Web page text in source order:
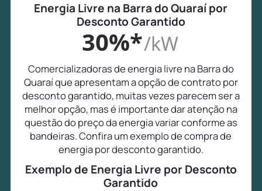
Energia Livre na Barra do Quaraí por
Desconto Garantido
30%*/kW
Comercializadoras de energia livre na Barra do
Quaraí que apresentam a opção de contrato por
desconto garantido, muitas vezes parecem ser a
melhor opção, mas é importante dar atenção na
questão do preço da energia variar conforme as
bandeiras. Confira um exemplo de compra de
energia por desconto garantido.
Exemplo de Energia Livre por Desconto
Garantido